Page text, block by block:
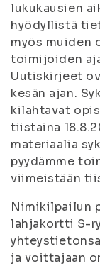
lukukausien
hyödyllistä
myös muiden
toimijoiden
Uutiskirjeet
kesän ajan.
kilahtavat
tiistaina
materiaalia
pyydämme
viimeistään
Nimikilpailun
lahjakortti S-
ja voittajaan